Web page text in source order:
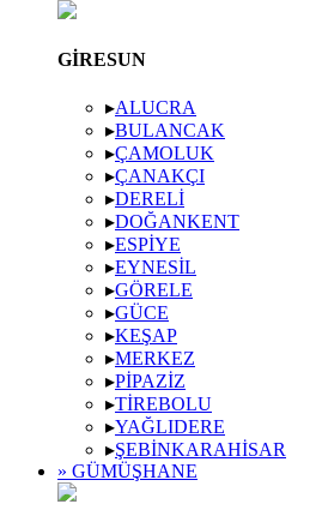
GIRESUN
▸ALUCRA
▸BULANCAK
▸ÇAMOLUK
▸ÇANAKÇI
▸DERELI
▸DOĞANKENT
▸ESPIYE
▸EYNESIL
▸GÖRELE
▸GÜCE
▸KEŞAP
▸MERKEZ
▸PIPAZIZ
▸TIREBOLU
▸YAĞLIDERE
▸ŞEBINKARAHISAR
» GÜMÜŞHANE